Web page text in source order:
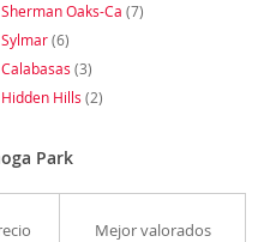
Sherman Oaks-Ca (7)
Sylmar(6)
Calabasas (3)
Hidden Hills (2)
Park
Mejor valorados